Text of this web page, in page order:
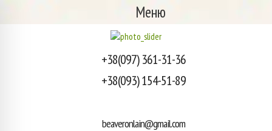
Меню
+38(097) 361-31-36
+38(093) 154-51-89
beaveronlain@gmail.com